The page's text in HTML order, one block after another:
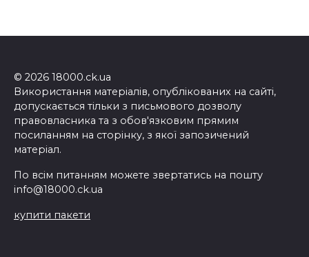
© 2026 18000.ck.ua
Використання матеріалів, опублікованих на сайті,
допускається тільки з письмового дозволу
правовласника та з обов'язковим прямим
посиланням на сторінку, з якої запозичений
матеріал.
По всім питанням можете звертатись на пошту
info@18000.ck.ua
купити пакети